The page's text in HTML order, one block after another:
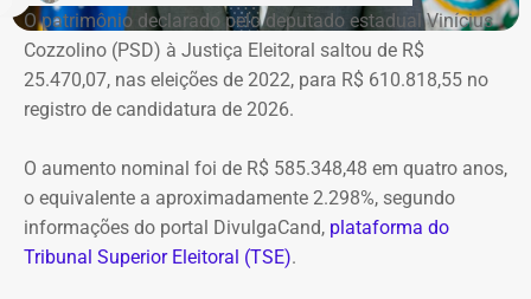
O patrimônio declarado pelo deputado estadual Vinícius
Cozzolino (PSD) à Justiça Eleitoral saltou de R$
25.470,07, nas eleições de 2022, para R$ 610.818,55 no
registro de candidatura de 2026.
O aumento nominal foi de R$ 585.348,48 em quatro anos,
o equivalente a aproximadamente 2.298%, segundo
informações do portal DivulgaCand, plataforma do
Tribunal Superior Eleitoral (TSE).